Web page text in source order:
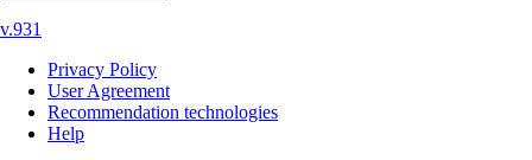
v.931
Privacy Policy
User Agreement
Recommendation technologies
Help